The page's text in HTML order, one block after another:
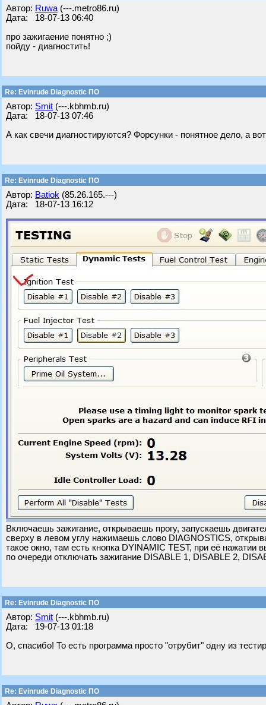
Автор: Ruwa (---.metro86.ru)
Дата: 18-07-13 06:40
про зажигаение понятно ;)
пойду - диагностить!
Re: Evinrude Diagnostic ПО
Автор: Smit (---.kbhmb.ru)
Дата: 18-07-13 07:46
А как свечи диагностируются? Форсунки - понятное дело, а
Re: Evinrude Diagnostic ПО
Автор: Batiok (85.26.165.---)
Дата: 18-07-13 16:12
Включаешь зажигание, открываешь прогу, запускаешь
сверху в левом углу нажимаешь слово DIAGNOSTICS,
такое окно, там есть кнопка DYINAMIC TEST, при её
по очереди отключать зажигание DISABLE 1, DISABLE 2,
Re: Evinrude Diagnostic ПО
Автор: Smit (---.kbhmb.ru)
Дата: 19-07-13 01:18
О, спасибо! То есть программа просто "отрубит" одну из
Re: Evinrude Diagnostic ПО